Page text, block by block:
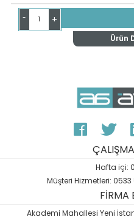
- +
Ürün
Hafta içi:
Müşteri Hizmetleri:
FİRMA
Akademi Mahallesi Yeni